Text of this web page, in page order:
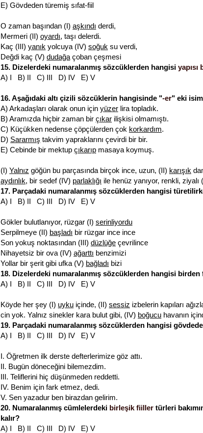
E) Gövdeden türemiş sıfat-fiil
O zaman başından (I) aşkındı derdi,
Mermeri (II) oyardı, taşı delerdi.
Kaç (III) yanık yolcuya (IV) soğuk su verdi,
Değdi kaç (V) dudağa çoban çeşmesi
15. Dizelerdeki numaralanmış sözcüklerden hangisi yapısı
A) I B) II C) III D) IV E) V
16. Aşağıdaki altı çizili sözcüklerin hangisinde "-er" eki
A) Arkadaşları olarak onun için yüzer lira topladık.
B) Aramızda hiçbir zaman bir çıkar ilişkisi olmamıştı.
C) Küçükken nedense çöpçülerden çok korkardım.
D) Sararmış takvim yapraklarını çevirdi bir bir.
E) Cebinde bir mektup çıkarıp masaya koymuş.
(I) Yalnız göğün bu parçasında birçok ince, uzun, (II) karışık
aydınlık, bir sedef (IV) parlaklığı ile henüz yanıyor, renkli, ziyalı
17. Parçadaki numaralanmış sözcüklerden hangisi
A) I B) II C) III D) IV E) V
Gökler bulutlanıyor, rüzgar (I) serinliyordu
Serpilmeye (II) başladı bir rüzgar ince ince
Son yokuş noktasından (III) düzlüğe çevrilince
Nihayetsiz bir ova (IV) ağarttı benzimizi
Yollar bir şerit gibi ufka (V) bağladı bizi
18. Dizelerdeki numaralanmış sözcüklerden hangisi birden
A) I B) II C) III D) IV E) V
Köyde her şey (I) uyku içinde, (II) sessiz izbelerin kapıları
cin yok. Yalnız sinekler kara bulut gibi, (IV) boğucu havanın
19. Parçadaki numaralanmış sözcüklerden hangisi
A) I B) II C) III D) IV E) V
I. Öğretmen ilk derste defterlerimize göz attı.
II. Bugün döneceğini bilemezdim.
III. Teliflerini hiç düşünmeden reddetti.
IV. Benim için fark etmez, dedi.
V. Sen yazadur ben birazdan gelirim.
20. Numaralanmış cümlelerdeki birleşik fiiller türleri
kalır?
A) I B) II C) III D) IV E) V